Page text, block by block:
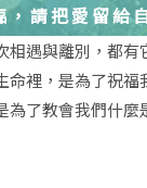
，請把愛留給
相遇與離別，都有
命裡，是為了祝福
為了教會我們什麼